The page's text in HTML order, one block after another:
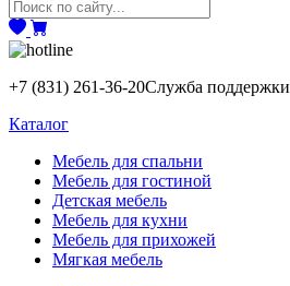
+7 (831) 261-36-20Служба поддержки
Каталог
Мебель для спальни
Мебель для гостиной
Детская мебель
Мебель для кухни
Мебель для прихожей
Мягкая мебель